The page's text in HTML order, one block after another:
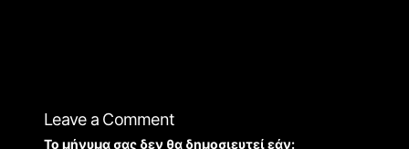
Leave a Comment
Το μήνυμα σας δεν θα δημοσιευτεί εάν: